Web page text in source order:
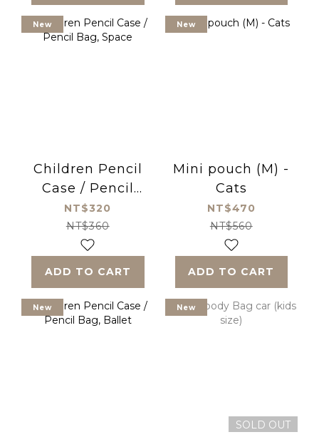
New
Children Pencil
Case / Pencil
Bag, Space
NT$320
NT$360
ADD TO CART
New
Mini pouch (M) -
Cats
NT$470
NT$560
ADD TO CART
New New
SOLD OUT